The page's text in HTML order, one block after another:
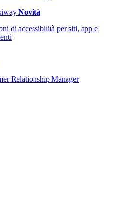
Novità
di accessibilità per siti, app e
Relationship Manager